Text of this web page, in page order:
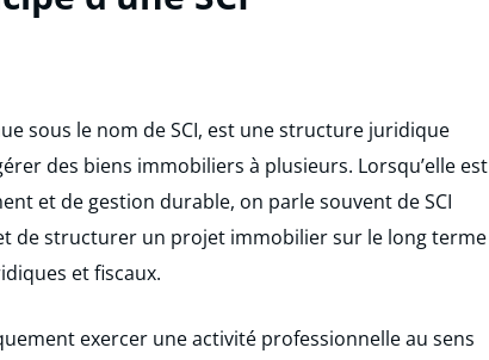
sous le nom de SCI, est une structure juridique
des biens immobiliers à plusieurs. Lorsqu’elle est
et de gestion durable, on parle souvent de SCI
de structurer un projet immobilier sur le long terme
et fiscaux.
exercer une activité professionnelle au sens